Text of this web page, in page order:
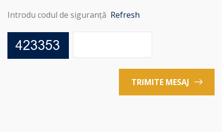
Introdu codul de siguranță Refresh
TRIMITE MESAJ